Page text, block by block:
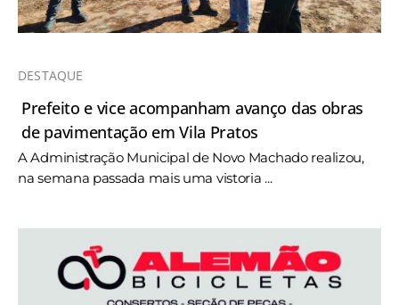
DESTAQUE
Prefeito e vice acompanham avanço das obras
de pavimentação em Vila Pratos
A Administração Municipal de Novo Machado realizou,
na semana passada mais uma vistoria ...